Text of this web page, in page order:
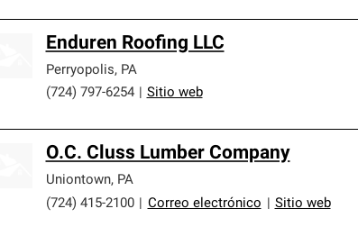
Enduren Roofing LLC
Perryopolis, PA
(724) 797-6254
Sitio web
O.C. Cluss Lumber Company
Uniontown, PA
(724) 415-2100
Correo electrónico Sitio web